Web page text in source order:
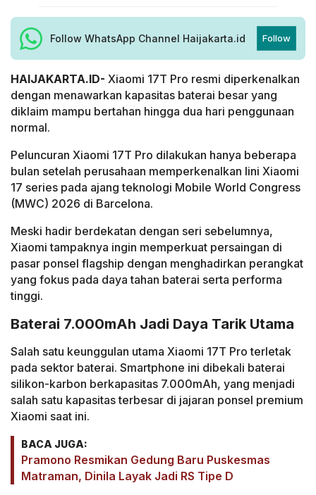
Follow WhatsApp Channel Haijakarta.id Follow
HAIJAKARTA.ID- Xiaomi 17T Pro resmi diperkenalkan
dengan menawarkan kapasitas baterai besar yang
diklaim mampu bertahan hingga dua hari penggunaan
normal.
Peluncuran Xiaomi 17T Pro dilakukan hanya beberapa
bulan setelah perusahaan memperkenalkan lini Xiaomi
17 series pada ajang teknologi Mobile World Congress
(MWC) 2026 di Barcelona.
Meski hadir berdekatan dengan seri sebelumnya,
Xiaomi tampaknya ingin memperkuat persaingan di
pasar ponsel flagship dengan menghadirkan perangkat
yang fokus pada daya tahan baterai serta performa
tinggi.
Baterai 7.000mAh Jadi Daya Tarik Utama
Salah satu keunggulan utama Xiaomi 17T Pro terletak
pada sektor baterai. Smartphone ini dibekali baterai
silikon-karbon berkapasitas 7.000mAh, yang menjadi
salah satu kapasitas terbesar di jajaran ponsel premium
Xiaomi saat ini.
BACA JUGA:
Pramono Resmikan Gedung Baru Puskesmas
Matraman, Dinila Layak Jadi RS Tipe D